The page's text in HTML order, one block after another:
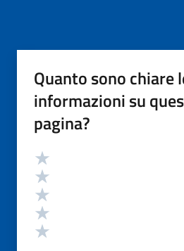
Quanto sono chiare
informazioni su
pagina?
Valutazione